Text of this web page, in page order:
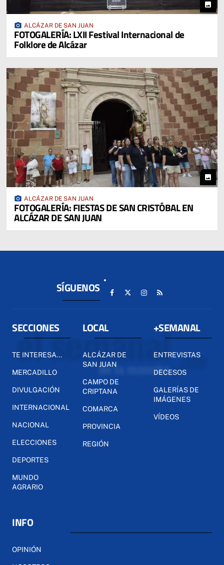
photo
photo_camera ALCÁZAR DE SAN JUAN
FOTOGALERÍA: LXII Festival Internacional de
Folklore de Alcázar
photo
photo_camera ALCÁZAR DE SAN JUAN
FOTOGALERÍA: FIESTAS DE SAN CRISTÓBAL EN
ALCÁZAR DE SAN JUAN
SÍGUENOS
SECCIONES
TE INTERESA...
MERCADILLO
DIVULGACIÓN
INTERNACIONAL
NACIONAL
ELECCIONES
DEPORTES
MUNDO
AGRARIO
LOCAL
ALCÁZAR DE
SAN JUAN
CAMPO DE
CRIPTANA
COMARCA
PROVINCIA
REGIÓN
+SEMANAL
ENTREVISTAS
DECESOS
GALERÍAS DE
IMÁGENES
VÍDEOS
INFO
OPINIÓN